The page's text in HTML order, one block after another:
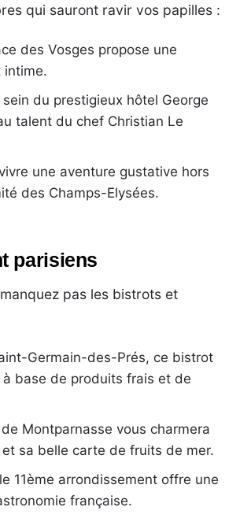
qui sauront ravir vos papilles :
des Vosges propose une
intime.
du prestigieux hôtel George
talent du chef Christian Le
une aventure gustative hors
des Champs-Elysées.
parisiens
pas les bistrots et
Germain-des-Prés, ce bistrot
base de produits frais et de
Montparnasse vous charmera
sa belle carte de fruits de mer.
11ème arrondissement offre une
française.